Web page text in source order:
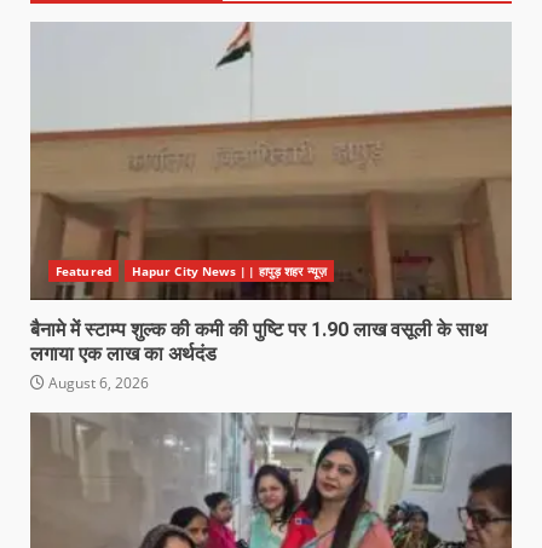
Featured Hapur City News || हापुड़ शहर न्यूज़
बैनामे में स्टाम्प शुल्क की कमी की पुष्टि पर 1.90 लाख वसूली के साथ
लगाया एक लाख का अर्थदंड
August 6, 2026